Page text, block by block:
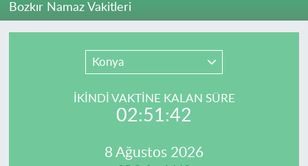
Bozkır Namaz Vakitleri
Konya
İKINDI VAKTİNE KALAN SÜRE
02:51:42
8 Ağustos 2026
Akhisar
Manisa Namaz Vakitleri
Manisa Trafik Yoğunluk Haritası
Süper Lig Puan Durumu ve Fikstür
Son Dakika Haberleri